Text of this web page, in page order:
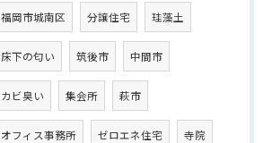
福岡市城南区 分譲住宅 珪藻土
床下の匂い 筑後市 中間市
カビ臭い 集会所 萩市
オフィス事務所 ゼロエネ住宅 寺院